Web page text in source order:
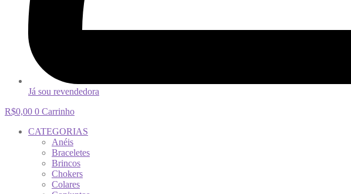
Já sou revendedora
R$0,00 0 Carrinho
CATEGORIAS
Anéis
Braceletes
Brincos
Chokers
Colares